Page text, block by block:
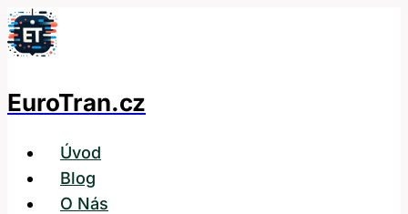
Přeskočit
na
EuroTran.cz
Úvod
Blog
O Nás